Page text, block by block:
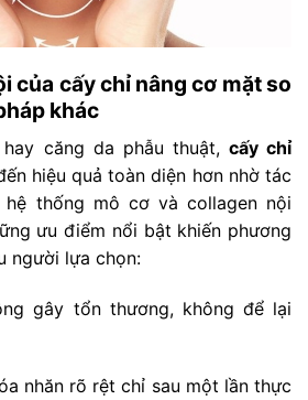
của cấy chỉ nâng cơ mặt so
khác
căng da phẫu thuật, cấy chỉ
hiệu quả toàn diện hơn nhờ tác
thống mô cơ và collagen nội
ưu điểm nổi bật khiến phương
người lựa chọn:
gây tổn thương, không để lại
nhăn rõ rệt chỉ sau một lần thực